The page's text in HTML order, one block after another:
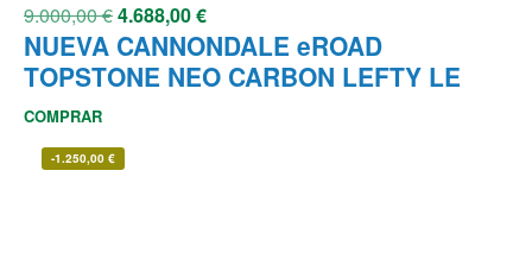
9.000,00€4.688,00€
NUEVA CANNONDALE eROAD
TOPSTONE NEO CARBON LEFTY LE
COMPRAR
-1.250,00 €